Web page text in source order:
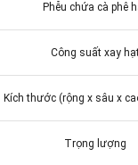
Phễu chứa cà phê
Công suất xay
Kích thước (rộng x
Trọng lượng